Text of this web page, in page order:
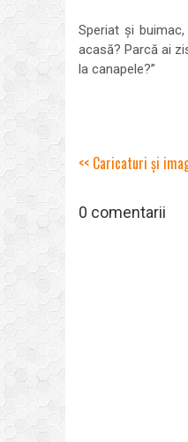
Speriat și
acasă? Parcă ai
la canapele?”
<< Caricaturi și
0 comentarii